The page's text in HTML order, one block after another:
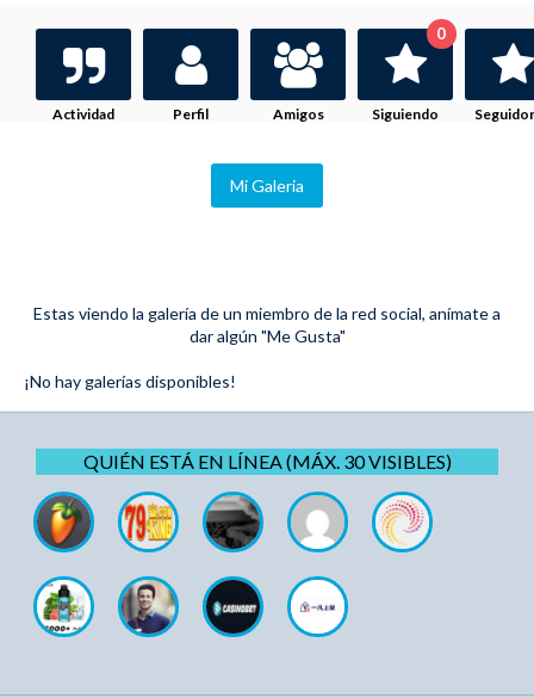
Actividad Perfil Amigos Siguiendo
0
Mi Galeria
Estas viendo la galería de un miembro de la red social, anímate a
dar algún "Me Gusta"
¡No hay galerías disponibles!
QUIÉN ESTÁ EN LÍNEA (MÁX. 30 VISIBLES)